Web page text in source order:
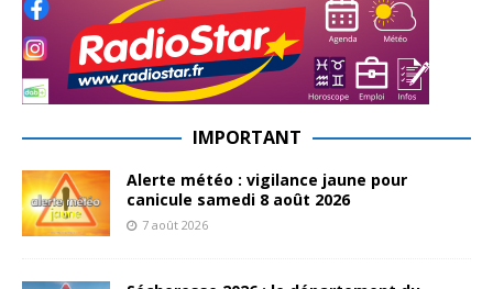
IMPORTANT
Alerte météo : vigilance jaune pour
canicule samedi 8 août 2026
7 août 2026